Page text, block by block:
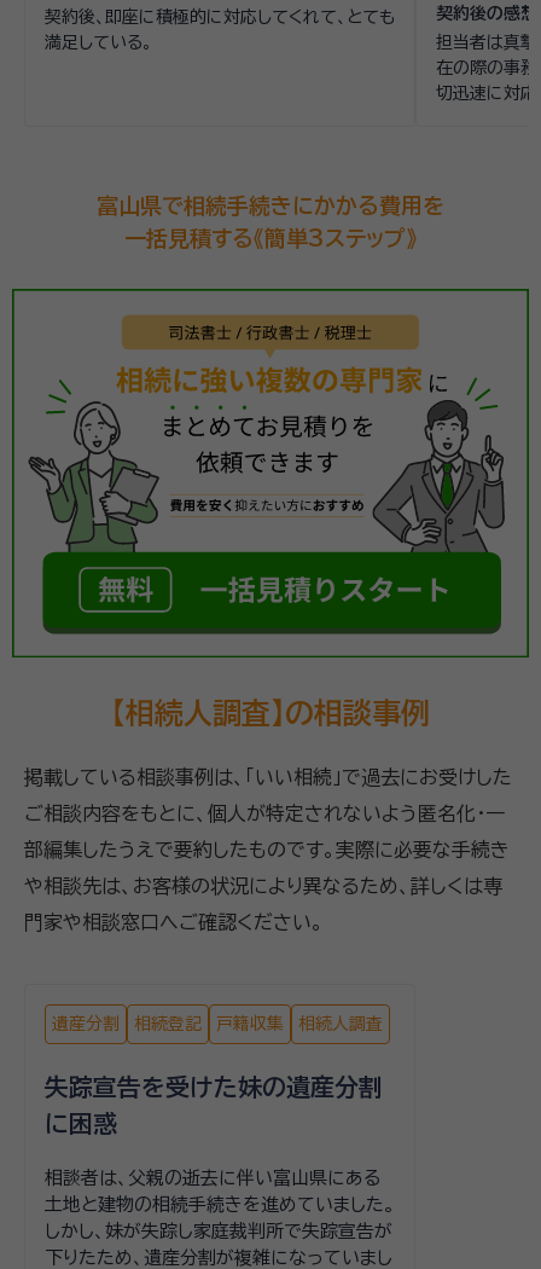
契約後、即座に積極的に対応してくれて、とても
満足している。
契約後の感想
担当者は真摯
在の際の事
切迅速に対応
富山県で相続手続きにかかる費用を
一括見積する《簡単3ステップ》
【相続人調査】の相談事例
掲載している相談事例は、「いい相続」で過去にお受けした
ご相談内容をもとに、個人が特定されないよう匿名化・一
部編集したうえで要約したものです。実際に必要な手続き
や相談先は、お客様の状況により異なるため、詳しくは専
門家や相談窓口へご確認ください。
遺産分割 相続登記 戸籍収集 相続人調査
失踪宣告を受けた妹の遺産分割
に困惑
相談者は、父親の逝去に伴い富山県にある
土地と建物の相続手続きを進めていました。
しかし、妹が失踪し家庭裁判所で失踪宣告が
下りたため、遺産分割が複雑になっていまし